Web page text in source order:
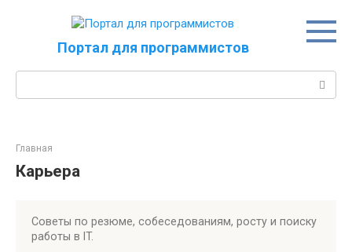
Портал для программистов
Главная
Карьера
Советы по резюме, собеседованиям, росту и поиску
работы в IT.